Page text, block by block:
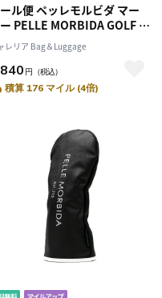
ペッレモルビダ マー
PELLE MORBIDA GOLF マ
ット キャップ クリップ ゴ
フマーカー ボールマーク ゴ
メンズ レディース PG013
レリア Bag＆Luggage
円 （税込）
積算 176 マイル (4倍)